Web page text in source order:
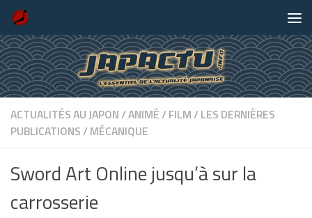
Skip to content
ACTUALITÉS AU JAPON/ANIMÉ/FILM/LES DERNIÈRES
PUBLICATIONS/MÉCANIQUE
Sword Art Online jusqu’à sur la
carrosserie